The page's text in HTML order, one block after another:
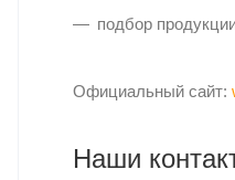
подбор
Официальный сайт:
Наши